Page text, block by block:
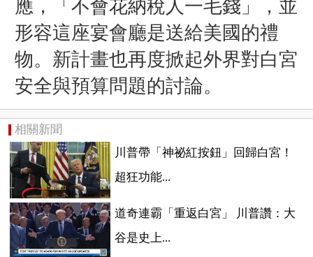
應，「不會花納稅人一毛錢」，並
形容這座宴會廳是送給美國的禮
物。新計畫也再度掀起外界對白宮
安全與預算問題的討論。
相關新聞
川普帶「神祕紅按鈕」回歸白宮！
超狂功能...
道奇連霸「重返白宮」 川普讚：大
谷是史上...